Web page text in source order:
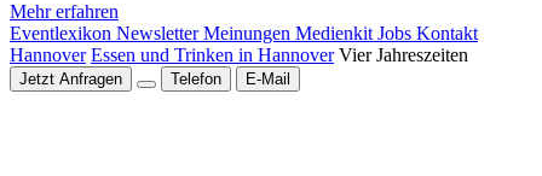
Mehr erfahren
Eventlexikon NewsletterMeinungen Medienkit Jobs Kontakt
Hannover Essen und Trinken in Hannover Vier Jahreszeiten
Jetzt Anfragen Telefon E-Mail